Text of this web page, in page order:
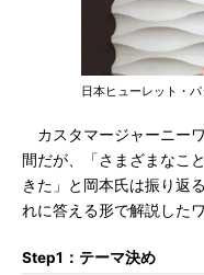
日本ヒューレット・
カスタマージャーニー
間だが、「さまざまなこ
きた」と岡本氏は振り返
れに答える形で解説した
Step1：テーマ決め